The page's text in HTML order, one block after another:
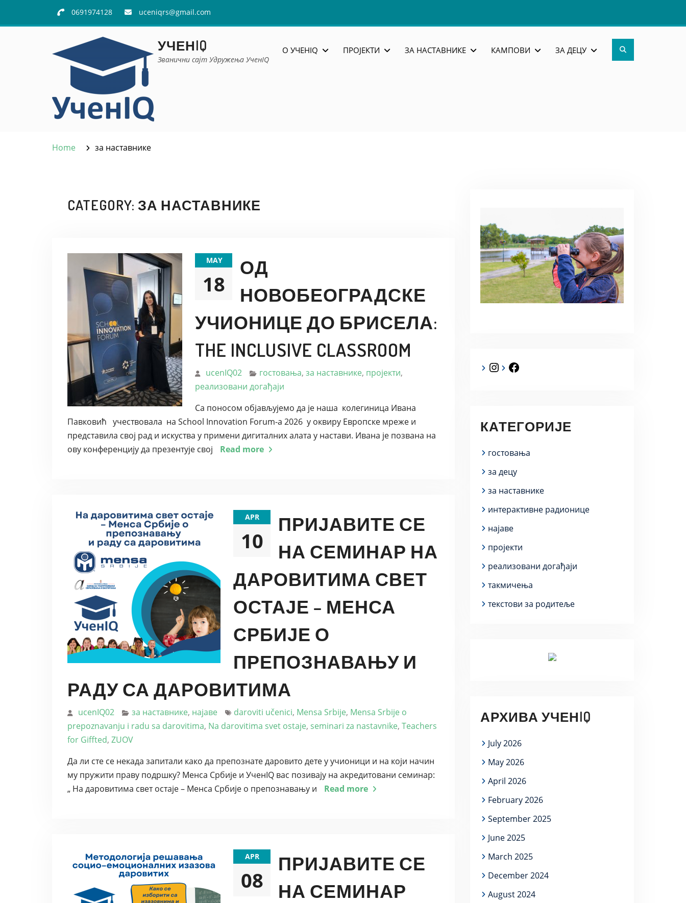
0691974128 uceniqrs@gmail.com
УЧЕНIQ
Званични сајт Удружења УченIQ
О УЧЕНIQ ПРОЈЕКТИ ЗА НАСТАВНИКЕ КАМПОВИ ЗА ДЕЦУ
Home за наставнике
CATEGORY: ЗА НАСТАВНИКЕ
MAY
18
ОД
НОВОБЕОГРАДСКЕ
УЧИОНИЦЕ ДО БРИСЕЛА:
THE INCLUSIVE CLASSROOM
ucenIQ02 гостовања, за наставнике, пројекти,
реализовани догађаји
Са поносом објављујемо да је наша колегиница Ивана
Павковић учествовала на School Innovation Forum-a 2026 у оквиру Европске мреже и
представила свој рад и искуства у примени дигиталних алата у настави. Ивана је позвана на
ову конференцију да презентује свој
Read more
APR
10
ПРИЈАВИТЕ СЕ
НА СЕМИНАР НА
ДАРОВИТИМА СВЕТ
ОСТАЈЕ – МЕНСА
СРБИЈЕ О
ПРЕПОЗНАВАЊУ И
РАДУ СА ДАРОВИТИМА
ucenIQ02 за наставнике, најаве daroviti učenici, Mensa Srbije, Mensa Srbije o
prepoznavanju i radu sa darovitima, Na darovitima svet ostaje, seminari za nastavnike, Teachers
for Giffted, ZUOV
Да ли сте се некада запитали како да препознате даровито дете у учионици и на који начин
му пружити праву подршку? Менса Србије и УченIQ вас позивају на акредитовани семинар:
„ На даровитима свет остаје – Менса Србије о препознавању и
Read more
APR
08
ПРИЈАВИТЕ СЕ
НА СЕМИНАР
Instagram
КАТЕГОРИЈЕ
гостовања
за децу
за наставнике
интерактивне радионице
најаве
пројекти
реализовани догађаји
такмичења
текстови за родитеље
АРХИВА УЧЕНIQ
July 2026
May 2026
April 2026
February 2026
September 2025
June 2025
March 2025
December 2024
August 2024